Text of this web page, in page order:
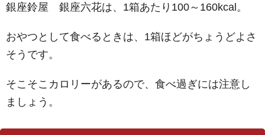
銀座鈴屋 銀座六花は、1箱あたり100～160kcal。
おやつとして食べるときは、1箱ほどがちょうどよさ
そうです。
そこそこカロリーがあるので、食べ過ぎには注意し
ましょう。